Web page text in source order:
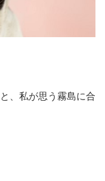
、私が思う霧島に合